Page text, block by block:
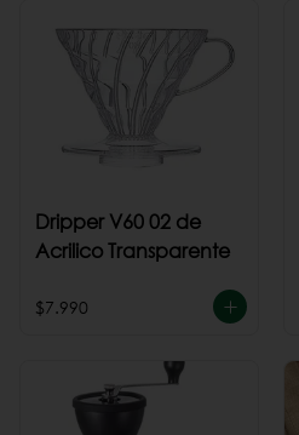
Dripper V60 02 de
Acrilico Transparente
$7.990